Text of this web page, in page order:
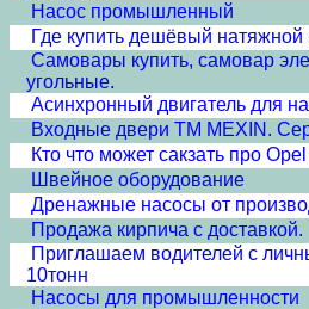
Насос промышленный
Где купить дешёвый натяжной
Самовары купить, самовар
угольные.
Асинхронный двигатель для
Входные двери ТМ MEXIN.
Кто что может сакзать про
Швейное оборудование
Дренажные насосы от
Продажа кирпича с доставкой.
Приглашаем водителей с
10тонн
Насосы для промышленности